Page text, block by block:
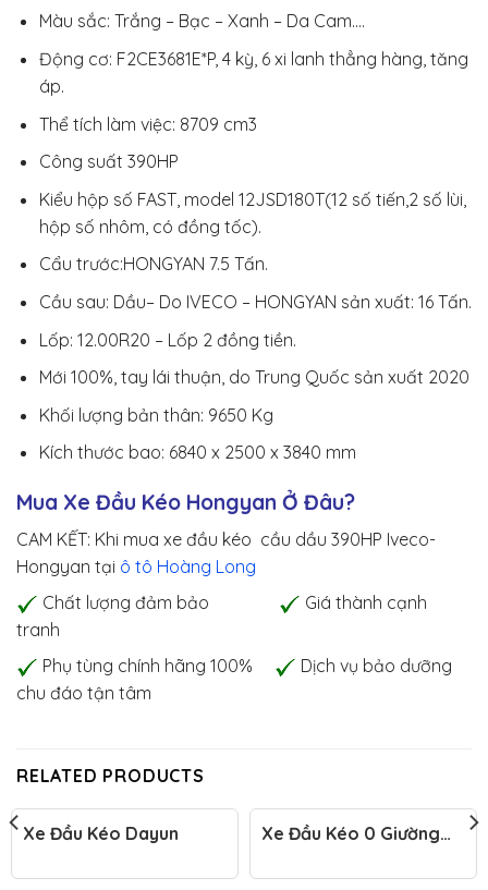
Màu sắc: Trắng – Bạc – Xanh – Da Cam….
Động cơ: F2CE3681E*P, 4 kỳ, 6 xi lanh thẳng hàng, tăng
áp.
Thể tích làm việc: 8709 cm3
Công suất 390HP
Kiểu hộp số FAST, model 12JSD180T(12 số tiến,2 số lùi,
hộp số nhôm, có đồng tốc).
Cẩu trước:HONGYAN 7.5 Tấn.
Cầu sau: Dầu– Do IVECO – HONGYAN sản xuất: 16 Tấn.
Lốp: 12.00R20 – Lốp 2 đồng tiền.
Mới 100%, tay lái thuận, do Trung Quốc sản xuất 2020
Khối lượng bản thân: 9650 Kg
Kích thước bao: 6840 x 2500 x 3840 mm
Mua Xe Đầu Kéo Hongyan Ở Đâu?
CAM KẾT: Khi mua xe đầu kéo cầu dầu 390HP Iveco-
Hongyan tại ô tô Hoàng Long
Chất lượng đảm bảo
Giá thành cạnh
tranh
Phụ tùng chính hãng 100%
Dịch vụ bảo dưỡng
chu đáo tận tâm
RELATED PRODUCTS
Xe Đầu Kéo Dayun
Xe Đầu Kéo 0 Giường